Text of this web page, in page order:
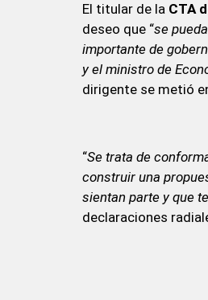
El titular de la CTA
deseo que “se
importante de
y el ministro de
dirigente se metió
“Se trata de
construir una
sientan parte y que
declaraciones